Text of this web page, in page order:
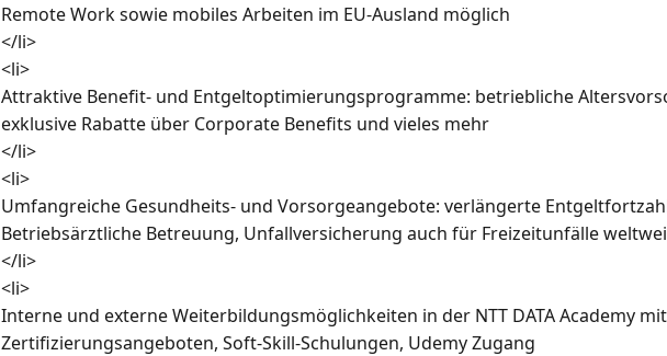
Remote Work sowie mobiles Arbeiten im EU-Ausland möglich
</li>
<li>
Attraktive Benefit- und Entgeltoptimierungsprogramme: betriebliche
exklusive Rabatte über Corporate Benefits und vieles mehr
</li>
<li>
Umfangreiche Gesundheits- und Vorsorgeangebote: verlängerte
Betriebsärztliche Betreuung, Unfallversicherung auch für Freizeitunfälle
</li>
<li>
Interne und externe Weiterbildungsmöglichkeiten in der NTT DATA Academy
Zertifizierungsangeboten, Soft-Skill-Schulungen, Udemy Zugang